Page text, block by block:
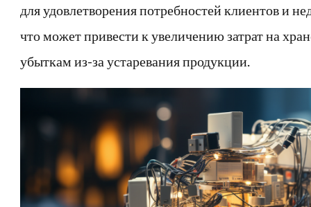
для удовлетворения потребностей клиентов и
что может привести к увеличению затрат на
убыткам из-за устаревания продукции.